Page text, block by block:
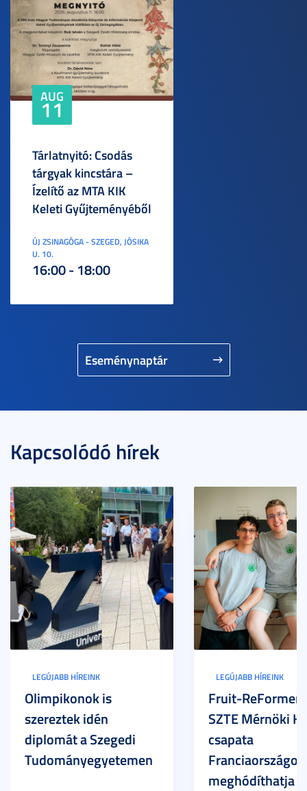
Eseménynaptár
AUG
11
Tárlatnyitó: Csodás
tárgyak kincstára –
Ízelítő az MTA KIK
Keleti Gyűjteményéből
ÚJ ZSINAGÓGA - SZEGED, JÓSIKA
U. 10.
16:00 - 18:00
Kapcsolódó hírek
LEGÚJABB HÍREINK
Olimpikonok is
szereztek idén
diplomát a Szegedi
Tudományegyetemen
LEGÚJABB HÍREINK
Fruit-
SZTE Mérnöki
csapata
Franciaországot
meghódíthatja